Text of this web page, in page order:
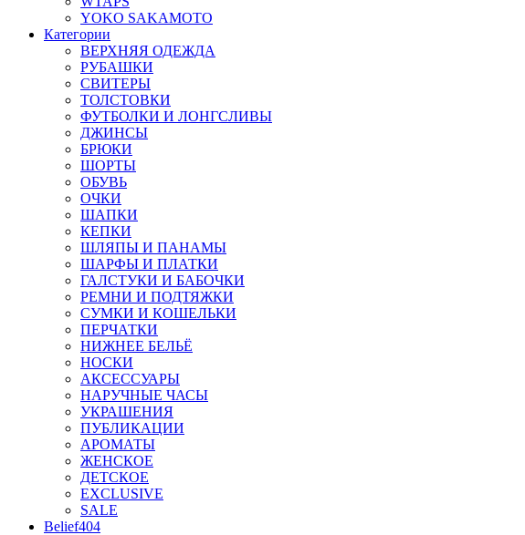
YOKO SAKAMOTO
Категории
ВЕРХНЯЯ ОДЕЖДА
РУБАШКИ
СВИТЕРЫ
ТОЛСТОВКИ
ФУТБОЛКИ И ЛОНГСЛИВЫ
ДЖИНСЫ
БРЮКИ
ШОРТЫ
ОБУВЬ
ОЧКИ
ШАПКИ
КЕПКИ
ШЛЯПЫ И ПАНАМЫ
ШАРФЫ И ПЛАТКИ
ГАЛСТУКИ И БАБОЧКИ
РЕМНИ И ПОДТЯЖКИ
СУМКИ И КОШЕЛЬКИ
ПЕРЧАТКИ
НИЖНЕЕ БЕЛЬЁ
НОСКИ
АКСЕССУАРЫ
НАРУЧНЫЕ ЧАСЫ
УКРАШЕНИЯ
ПУБЛИКАЦИИ
АРОМАТЫ
ЖЕНСКОЕ
ДЕТСКОЕ
EXCLUSIVE
SALE
Belief404